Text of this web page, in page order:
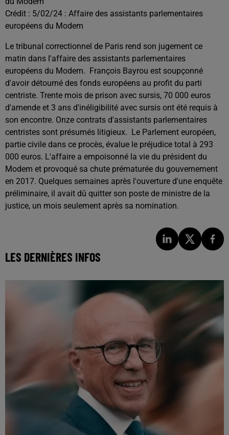
Crédit : 5/02/24 : Affaire des assistants parlementaires
européens du Modem
Le tribunal correctionnel de Paris rend son jugement ce
matin dans l'affaire des assistants parlementaires
européens du Modem. François Bayrou est soupçonné
d'avoir détourné des fonds européens au profit du parti
centriste. Trente mois de prison avec sursis, 70 000 euros
d'amende et 3 ans d'inéligibilité avec sursis ont été requis à
son encontre. Onze contrats d'assistants parlementaires
centristes sont présumés litigieux. Le Parlement européen,
partie civile dans ce procès, évalue le préjudice total à 293
000 euros. L'affaire a empoisonné la vie du président du
Modem et provoqué sa chute prématurée du gouvernement
en 2017. Quelques semaines après l'ouverture d'une enquête
préliminaire, il avait dû quitter son poste de ministre de la
justice, un mois seulement après sa nomination.
LES DERNIÈRES INFOS